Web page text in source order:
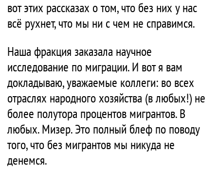
вот этих рассказах о том, что без них у нас
всё рухнет, что мы ни с чем не справимся.
Наша фракция заказала научное
исследование по миграции. И вот я вам
докладываю, уважаемые коллеги: во всех
отраслях народного хозяйства (в любых!) не
более полутора процентов мигрантов. В
любых. Мизер. Это полный блеф по поводу
того, что без мигрантов мы никуда не
денемся.